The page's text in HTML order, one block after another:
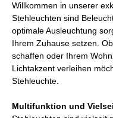
Willkommen in unserer
Stehleuchten sind
optimale Ausleuchtung
Ihrem Zuhause setzen.
schaffen oder Ihrem
Lichtakzent verleihen
Stehleuchte.
Multifunktion und